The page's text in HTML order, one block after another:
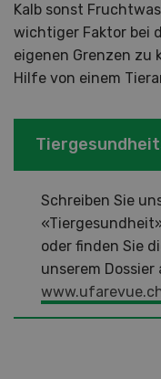
Kalb sonst
wichtiger Faktor bei
eigenen Grenzen
Hilfe von einem
Schreiben Sie
oder finden Sie
unserem Dossier